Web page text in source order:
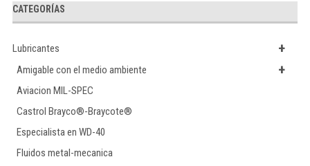
CATEGORÍAS
+
Lubricantes
+
Amigable con el medio ambiente
Aviacion MIL-SPEC
Castrol Brayco®-Braycote®
Especialista en WD-40
Fluidos metal-mecanica